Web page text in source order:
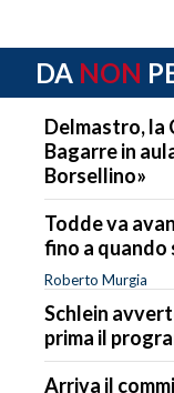
DA NON
Delmastro, la
Bagarre in
Borsellino»
Todde va
fino a quando
Roberto Murgia
Schlein
prima il
Arriva il